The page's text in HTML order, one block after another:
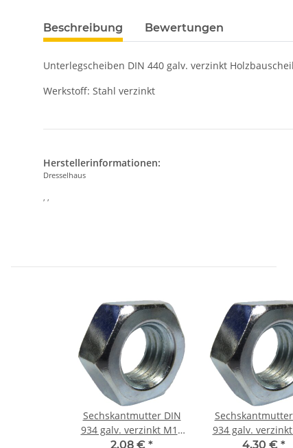
Beschreibung Bewertungen
Unterlegscheiben DIN 440 galv. verzinkt
Werkstoff: Stahl verzinkt
Herstellerinformationen:
Dresselhaus
Sechskantmutter DIN
934 galv. verzinkt M10
(50) Stück
2,08 € *
934 galv.
(50) Stück
4,30 € *